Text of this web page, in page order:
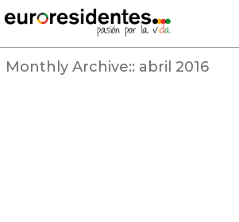
Monthly Archive:: abril 2016